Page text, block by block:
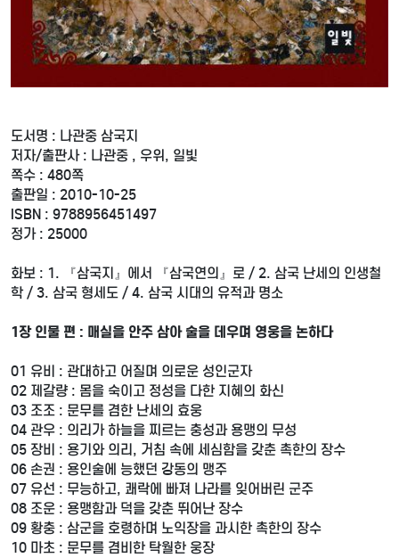
도서명 : 나관중 삼국지
저자/출판사 : 나관중 , 우위, 일빛
쪽수 : 480쪽
출판일 : 2010-10-25
ISBN : 9788956451497
정가 : 25000
화보 : 1. 『삼국지』에서 『삼국연의』로 / 2. 삼국 난세의 인생철
학 / 3. 삼국 형세도 / 4. 삼국 시대의 유적과 명소
1장 인물 편 : 매실을 안주 삼아 술을 데우며 영웅을 논하다
01 유비 : 관대하고 어질며 의로운 성인군자
02 제갈량 : 몸을 숙이고 정성을 다한 지혜의 화신
03 조조 : 문무를 겸한 난세의 효웅
04 관우 : 의리가 하늘을 찌르는 충성과 용맹의 무성
05 장비 : 용기와 의리, 거침 속에 세심함을 갖춘 촉한의 장수
06 손권 : 용인술에 능했던 강동의 맹주
07 유선 : 무능하고, 쾌락에 빠져 나라를 잊어버린 군주
08 조운 : 용맹함과 덕을 갖춘 뛰어난 장수
09 황충 : 삼군을 호령하며 노익장을 과시한 촉한의 장수
10 마초 : 문무를 겸비한 탁월한 웅장